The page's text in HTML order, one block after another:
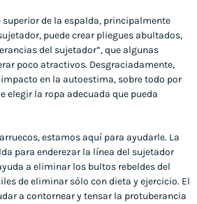
de la espalda, principalmente
puede crear pliegues abultados,
del sujetador”, que algunas
poco atractivos. Desgraciadamente,
en la autoestima, sobre todo por
elegir la ropa adecuada que pueda
estamos aquí para ayudarle. La
para enderezar la línea del sujetador
a eliminar los bultos rebeldes del
de eliminar sólo con dieta y ejercicio. El
a contornear y tensar la protuberancia